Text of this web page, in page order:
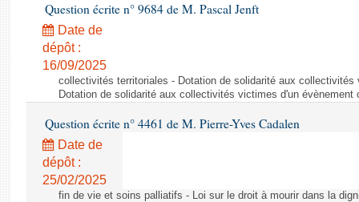
Question écrite n° 9684 de M. Pascal Jenft
Date de
dépôt :
16/09/2025
collectivités territoriales - Dotation de solidarité aux
Dotation de solidarité aux collectivités victimes d'un évènement
Question écrite n° 4461 de M. Pierre-Yves Cadalen
Date de
dépôt :
25/02/2025
fin de vie et soins palliatifs - Loi sur le droit à mourir dans la